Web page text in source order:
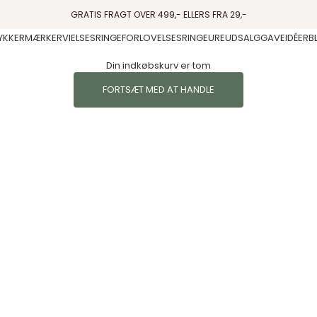
GRATIS FRAGT OVER 499,- ELLERS FRA 29,-
MÆRKERVIELSESRINGEFORLOVELSESRINGEUREUDSALGGAVEIDÉER
Din indkøbskurv er tom
FORTSÆT MED AT HANDLE